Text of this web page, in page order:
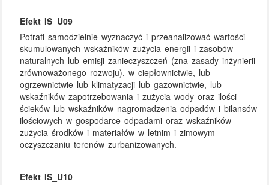
Efekt IS_U09
Potrafi samodzielnie wyznaczyć i przeanalizować wartości
skumulowanych wskaźników zużycia energii i zasobów
naturalnych lub emisji zanieczyszczeń (zna zasady inżynierii
zrównoważonego rozwoju), w ciepłownictwie, lub
ogrzewnictwie lub klimatyzacji lub gazownictwie, lub
wskaźników zapotrzebowania i zużycia wody oraz ilości
ścieków lub wskaźników nagromadzenia odpadów i bilansów
ilościowych w gospodarce odpadami oraz wskaźników
zużycia środków i materiałów w letnim i zimowym
oczyszczaniu terenów zurbanizowanych.
Efekt IS_U10